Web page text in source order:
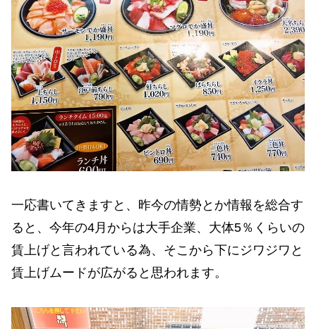
一応書いてきますと、昨今の情勢とか情報を総合す
ると、今年の4月からは大手企業、大体5％くらいの
賃上げと言われている為、そこから下にジワジワと
賃上げムードが広がると思われます。